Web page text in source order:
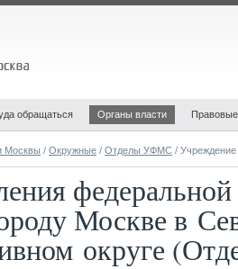
обращаться Органы власти
Москвы / Окружные / Отделы УФМС / Учреждение
Москве в
округе